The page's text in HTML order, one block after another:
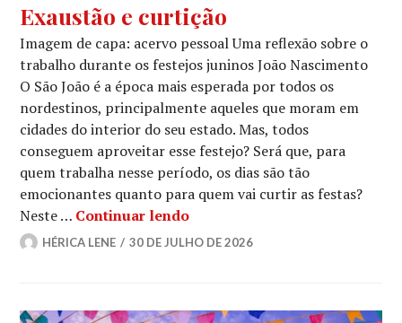
Exaustão e curtição
Imagem de capa: acervo pessoal Uma reflexão sobre o
trabalho durante os festejos juninos João Nascimento
O São João é a época mais esperada por todos os
nordestinos, principalmente aqueles que moram em
cidades do interior do seu estado. Mas, todos
conseguem aproveitar esse festejo? Será que, para
quem trabalha nesse período, os dias são tão
emocionantes quanto para quem vai curtir as festas?
Neste … Continuar lendoExaustão e curtição
HÉRICA LENE 30 DE JULHO DE 2026